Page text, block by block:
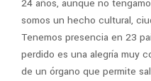
24 años, aunque no
somos un hecho cultural,
Tenemos presencia en 23
perdido es una alegría muy
de un órgano que permite